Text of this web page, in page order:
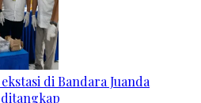
di Bandara Juanda